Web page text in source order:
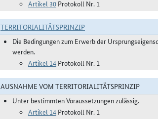
Artikel 30 Protokoll Nr. 1
TERRITORIALITÄTSPRINZIP
Die Bedingungen zum Erwerb der
werden.
Artikel 14 Protokoll Nr. 1
AUSNAHME VOM TERRITORIALITÄTSPRINZIP
Unter bestimmten Voraussetzungen zulässig.
Artikel 14 Protokoll Nr. 1